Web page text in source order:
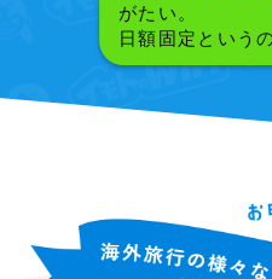
がたい。
日額固定という